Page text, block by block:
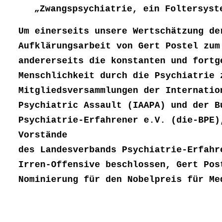
„Zwangspsychiatrie, ein
Um einerseits unsere Wertschätzung
Aufklärungsarbeit von Gert Postel
andererseits die konstanten und
Menschlichkeit durch die
Mitgliedsversammlungen der
Psychiatric Assault (IAAPA) und der
Psychiatrie-Erfahrener e.V. (die-BPE),
Vorstände
des Landesverbands Psychiatrie-
Irren-Offensive beschlossen, Gert
Nominierung für den Nobelpreis für